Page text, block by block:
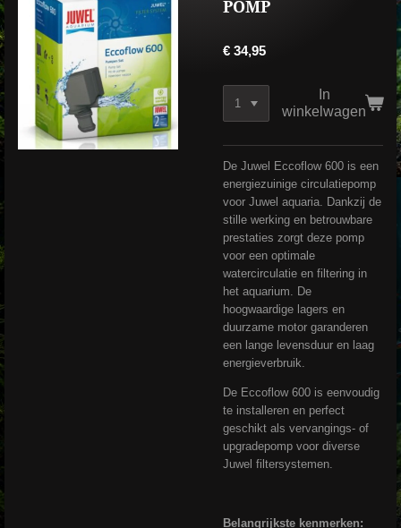
POMP
€ 34,95
In
winkelwagen
De Juwel Eccoflow 600 is een
energiezuinige circulatiepomp
voor Juwel aquaria. Dankzij de
stille werking en betrouwbare
prestaties zorgt deze pomp
voor een optimale
watercirculatie en filtering in
het aquarium. De
hoogwaardige lagers en
duurzame motor garanderen
een lange levensduur en laag
energieverbruik.
De Eccoflow 600 is eenvoudig
te installeren en perfect
geschikt als vervangings- of
upgradepomp voor diverse
Juwel filtersystemen.
Belangrijkste kenmerken: